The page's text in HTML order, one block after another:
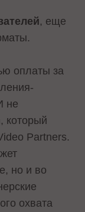
, еще
оплаты за
не
который
Partners.
но и во
охвата